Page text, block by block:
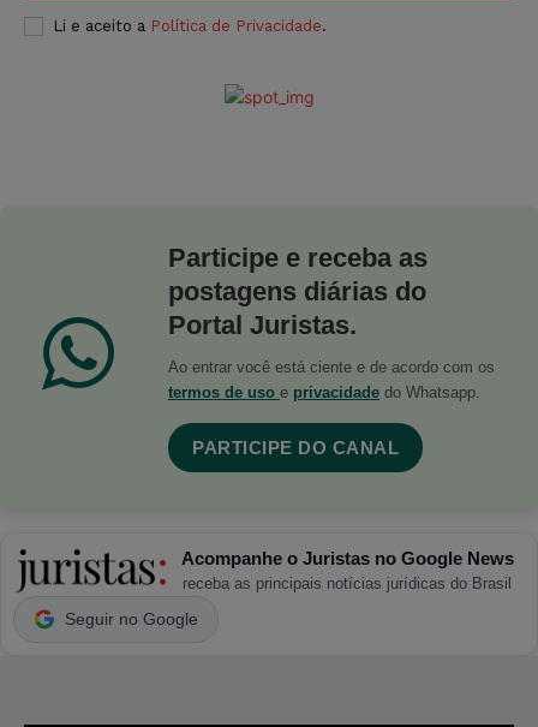
Li e aceito a Política de Privacidade.
Participe e receba as
postagens diárias do
Portal Juristas.
Ao entrar você está ciente e de acordo com os
termos de uso e privacidade do Whatsapp.
PARTICIPE DO CANAL
Acompanhe o Juristas no Google News
receba as principais notícias jurídicas do Brasil
Seguir no Google